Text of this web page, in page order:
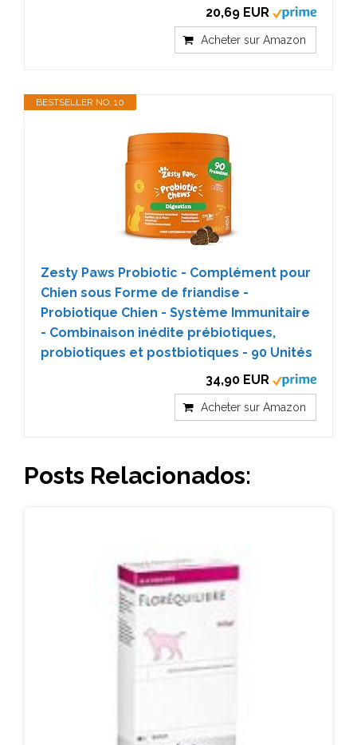
20,69 EUR
Acheter sur Amazon
BESTSELLER NO. 10
Zesty Paws Probiotic - Complément pour
Chien sous Forme de friandise -
Probiotique Chien - Système Immunitaire
- Combinaison inédite prébiotiques,
probiotiques et postbiotiques - 90 Unités
34,90 EUR
Acheter sur Amazon
Posts Relacionados: